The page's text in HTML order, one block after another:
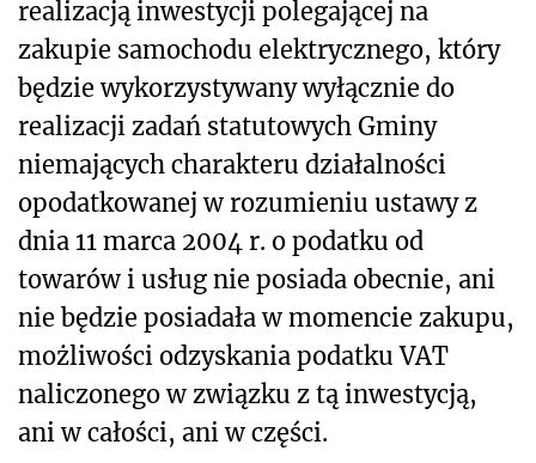
realizacją inwestycji polegającej na
zakupie samochodu elektrycznego, który
będzie wykorzystywany wyłącznie do
realizacji zadań statutowych Gminy
niemających charakteru działalności
opodatkowanej w rozumieniu ustawy z
dnia 11 marca 2004 r. o podatku od
towarów i usług nie posiada obecnie, ani
nie będzie posiadała w momencie zakupu,
możliwości odzyskania podatku VAT
naliczonego w związku z tą inwestycją,
ani w całości, ani w części.